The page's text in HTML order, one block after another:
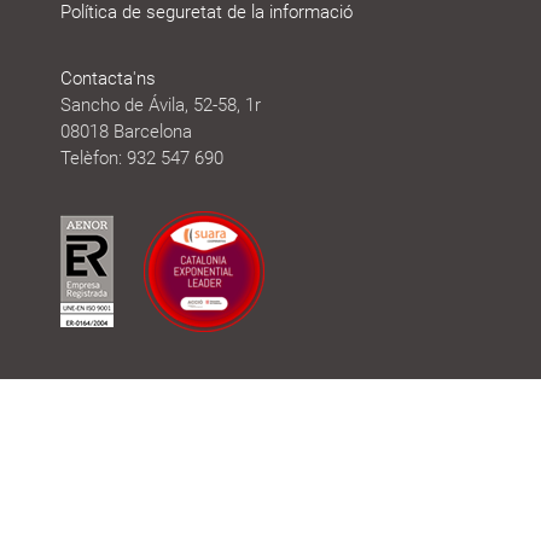
Política de seguretat de la informació
Contacta'ns
Sancho de Ávila, 52-58, 1r
08018 Barcelona
Telèfon: 932 547 690